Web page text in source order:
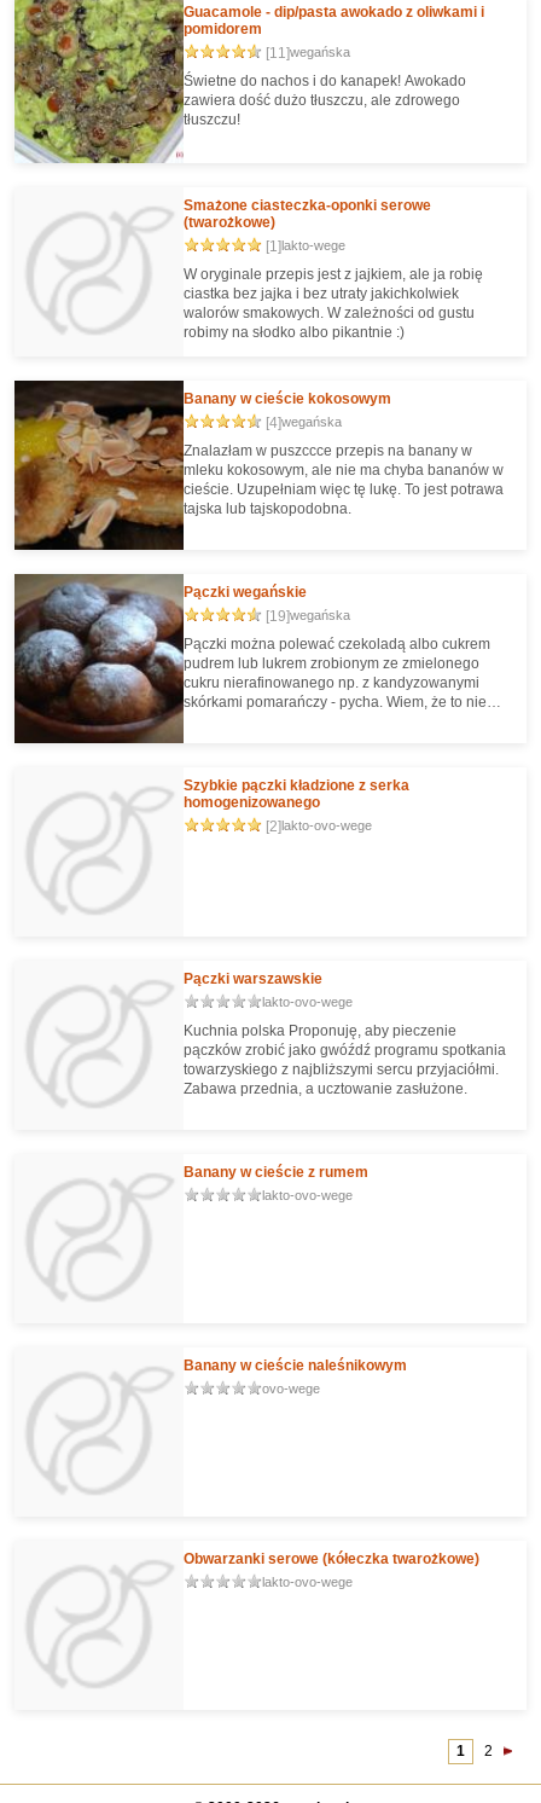
Guacamole - dip/pasta awokado z oliwkami i
pomidorem
[11]wegańska
Świetne do nachos i do kanapek! Awokado
zawiera dość dużo tłuszczu, ale zdrowego
tłuszczu!
Smażone ciasteczka-oponki serowe
(twarożkowe)
[1]lakto-wege
W oryginale przepis jest z jajkiem, ale ja robię
ciastka bez jajka i bez utraty jakichkolwiek
walorów smakowych. W zależności od gustu
robimy na słodko albo pikantnie :)
Banany w cieście kokosowym
[4]wegańska
Znalazłam w puszccce przepis na banany w
mleku kokosowym, ale nie ma chyba bananów w
cieście. Uzupełniam więc tę lukę. To jest potrawa
tajska lub tajskopodobna.
Pączki wegańskie
[19]wegańska
Pączki można polewać czekoladą albo cukrem
pudrem lub lukrem zrobionym ze zmielonego
cukru nierafinowanego np. z kandyzowanymi
skórkami pomarańczy - pycha. Wiem, że to nie
Szybkie pączki kładzione z serka
homogenizowanego
[2]lakto-ovo-wege
Pączki warszawskie
lakto-ovo-wege
Kuchnia polska Proponuję, aby pieczenie
pączków zrobić jako gwóźdź programu spotkania
towarzyskiego z najbliższymi sercu przyjaciółmi.
Zabawa przednia, a ucztowanie zasłużone.
Banany w cieście z rumem
lakto-ovo-wege
Banany w cieście naleśnikowym
ovo-wege
Obwarzanki serowe (kółeczka twarożkowe)
lakto-ovo-wege
1 2